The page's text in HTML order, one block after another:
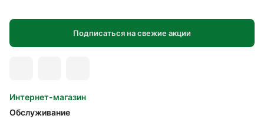
Подписаться на свежие акции
Интернет-магазин
Обслуживание